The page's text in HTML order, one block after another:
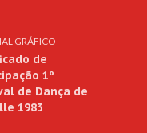
GRÁFICO
de
1º
de Dança de
1983